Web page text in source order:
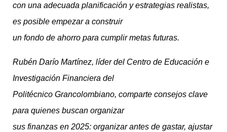
con una adecuada planificación y estrategias realistas,
es posible empezar a construir
un fondo de ahorro para cumplir metas futuras.
Rubén Darío Martínez, líder del Centro de Educación e
Investigación Financiera del
Politécnico Grancolombiano, comparte consejos clave
para quienes buscan organizar
sus finanzas en 2025: organizar antes de gastar, ajustar